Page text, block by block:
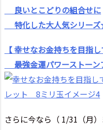
良いとこどりの組合せに
特化した大人気シリー
【 幸せなお金持ちを目指し
最強金運パワーストーン
さらに今なら（ 1/31（月）